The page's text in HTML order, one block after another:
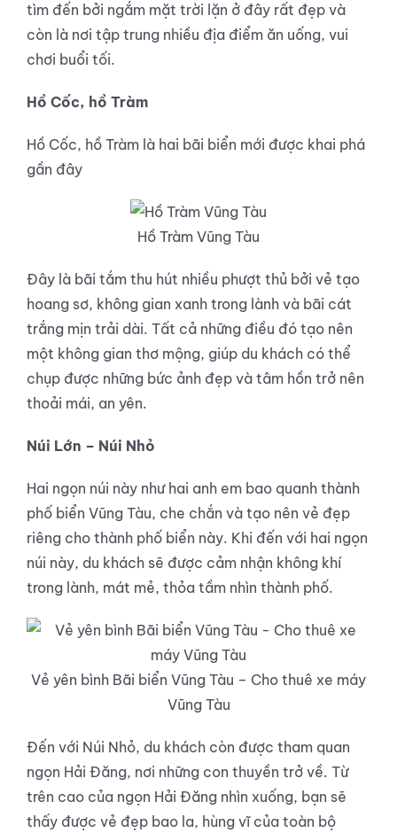
tìm đến bởi ngắm mặt trời lặn ở đây rất đẹp và
còn là nơi tập trung nhiều địa điểm ăn uống, vui
chơi buổi tối.
Hồ Cốc, hồ Tràm
Hồ Cốc, hồ Tràm là hai bãi biển mới được khai phá
gần đây
Hồ Tràm Vũng Tàu
Đây là bãi tắm thu hút nhiều phượt thủ bởi vẻ tạo
hoang sơ, không gian xanh trong lành và bãi cát
trắng mịn trải dài. Tất cả những điều đó tạo nên
một không gian thơ mộng, giúp du khách có thể
chụp được những bức ảnh đẹp và tâm hồn trở nên
thoải mái, an yên.
Núi Lớn – Núi Nhỏ
Hai ngọn núi này như hai anh em bao quanh thành
phố biển Vũng Tàu, che chắn và tạo nên vẻ đẹp
riêng cho thành phố biển này. Khi đến với hai ngọn
núi này, du khách sẽ được cảm nhận không khí
trong lành, mát mẻ, thỏa tầm nhìn thành phố.
Vẻ yên bình Bãi biển Vũng Tàu – Cho thuê xe máy
Vũng Tàu
Đến với Núi Nhỏ, du khách còn được tham quan
ngọn Hải Đăng, nơi những con thuyền trở về. Từ
trên cao của ngọn Hải Đăng nhìn xuống, bạn sẽ
thấy được vẻ đẹp bao la, hùng vĩ của toàn bộ